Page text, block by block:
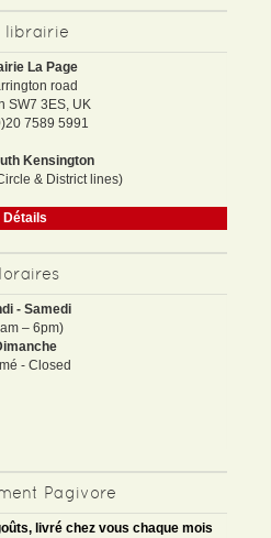
librairie
La Page
road
SW7 3ES, UK
7589 5991
Kensington
& District lines)
Détails
- Samedi
– 6pm)
- Closed
Pagivore
livré chez vous chaque mois